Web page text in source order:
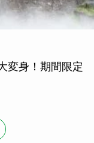
変身！期間限定